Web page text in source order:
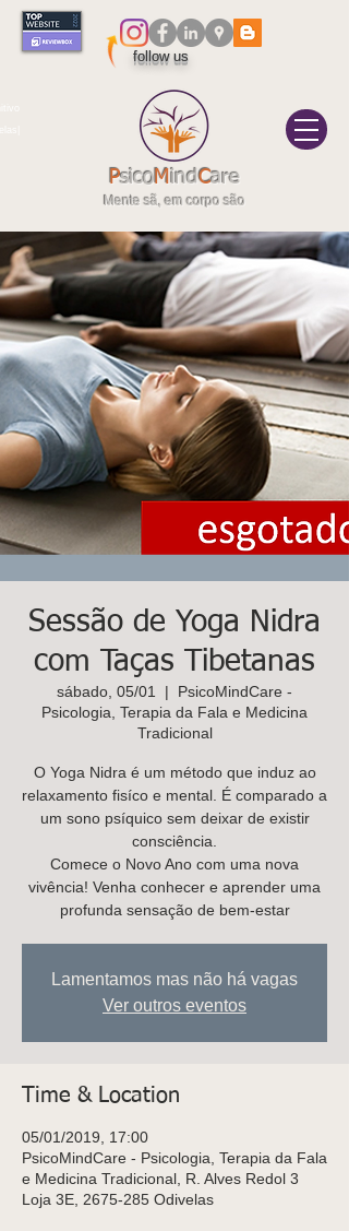
PsicoMindCare
Mente sã, em corpo são
follow us
KidsCare
Contacte-
nos,
soluçã
o!
Sessão de Yoga Nidra
com Taças Tibetanas
sábado, 05/01
  |
PsicoMindCare -
Psicologia, Terapia da Fala e Medicina
Tradicional
O Yoga Nidra é um método que induz ao
relaxamento fisíco e mental. É comparado a
um sono psíquico sem deixar de existir
consciência.
Comece o Novo Ano com uma nova
vivência! Venha conhecer e aprender uma
profunda sensação de bem-estar
Lamentamos mas não há vagas
Ver outros eventos
Time & Location
05/01/2019, 17:00
PsicoMindCare - Psicologia, Terapia da Fala
e Medicina Tradicional, R. Alves Redol 3
Loja 3E, 2675-285 Odivelas